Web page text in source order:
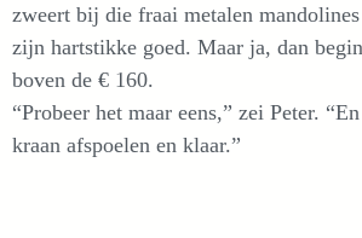
zweert bij die fraai metalen
zijn hartstikke goed. Maar ja, dan
boven de € 160.
“Probeer het maar eens,” zei Peter.
kraan afspoelen en klaar.”